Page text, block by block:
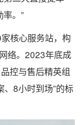
。”
核心服务站，构
络。2023年底成
控与售后精英组
、8小时到场”的标